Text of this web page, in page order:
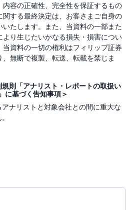
容の正確性、完全性を保証するもの
する最終決定は、お客さまご自身の
たします。また、当資料の一部また
り生じたいかなる損失・損害につい
資料の一切の権利はフィリップ証券
無断で複製、転送、転載を禁じま
則「アナリスト・レポートの取扱い
に基づく告知事項＞
ナリストと対象会社との間に重大な